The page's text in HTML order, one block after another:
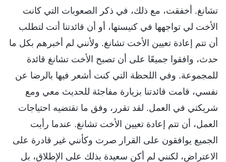
تشانغ. أخفقت، مع ذلك، في ذكر الصعوبات التي كانت
الأخت لي تواجهها في كنيستها، أو أن قائدتنا أتت لتطلب
أن تتم إعادة تعيين الأخت تشانغ. ولأنني لم أخبرهم بكل ما
حدث، وافقوا جميعًا على أن تصبح الأخت تشانغ قائدة
للمجموعة. وفي اللحظة التي كنت أشعر فيها بالرضا عن
نفسي، قامت قائدتنا بزيارة مفاجئة للحديث معي ومع
شريكتي في العمل. لقد تقرر، وفق ما تقتضيه احتياجات
العمل، أن تتم إعادة تعيين الأخت تشانغ. عندما رأيت
الجميع يوافقون على القرار صرت وكأنني غير قادرة على
الاعتراض، لكنني لم أكن سعيدة بذلك على الإطلاق، بل